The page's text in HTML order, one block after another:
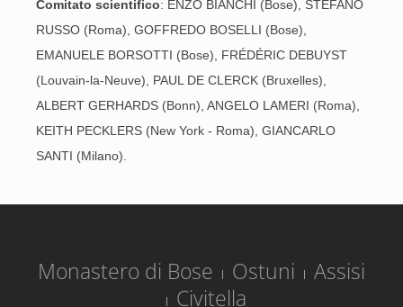
Comitato scientifico: ENZO BIANCHI (Bose), STEFANO
RUSSO (Roma), GOFFREDO BOSELLI (Bose),
EMANUELE BORSOTTI (Bose), FRÉDÉRIC DEBUYST
(Louvain-la-Neuve), PAUL DE CLERCK (Bruxelles),
ALBERT GERHARDS (Bonn), ANGELO LAMERI (Roma),
KEITH PECKLERS (New York - Roma), GIANCARLO
SANTI (Milano).
Monastero di Bose Ostuni
Assisi
Civitella